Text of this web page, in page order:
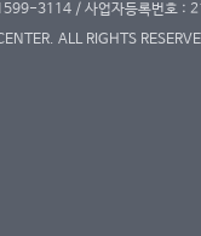
1599-3114 / 사업자등록번호
ALL RIGHTS